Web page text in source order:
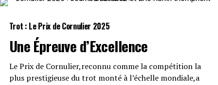
Super Eagles en pleine tourmente en Russie
Jack is Haufor (307)
Il avait suscité beaucoup d’attentes lors de sa dernière
course mais a rencontré quelques arduousés. Il mérite
une nouvelle chance avec confiance.
Trot : Le Prix de Cornulier 2025
Une Épreuve d’Excellence
Le Prix de Cornulier,reconnu comme la compétition la
plus prestigieuse du trot monté à l’échelle mondiale,a